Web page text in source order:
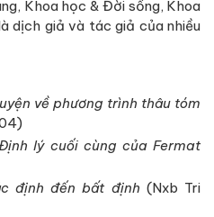
Khoa học & Đời sống, Khoa
dịch giả và tác giả của nhiều
về phương trình thâu tóm
lý cuối cùng của Fermat
định đến bất định (Nxb Tri